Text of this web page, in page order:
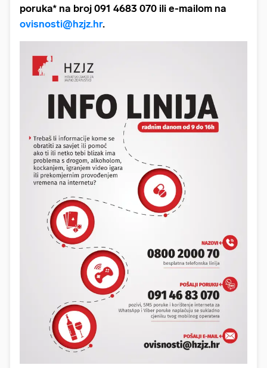
poruka* na broj 091 4683 070 ili e-mailom na
ovisnosti@hzjz.hr.